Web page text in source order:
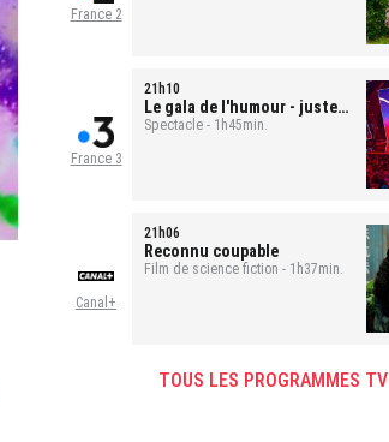
France 2
France 3
21h10
Le gala de l'humour - juste
pour rire
Spectacle - 1h45min.
Canal+
21h06
Reconnu coupable
Film de science fiction - 1h37min.
TOUS LES PROGRAMMES TV